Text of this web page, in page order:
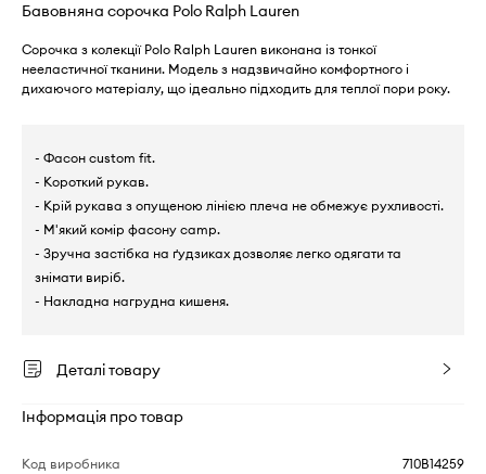
Бавовняна сорочка Polo Ralph Lauren
Сорочка з колекції Polo Ralph Lauren виконана із тонкої
нееластичної тканини. Модель з надзвичайно комфортного і
дихаючого матеріалу, що ідеально підходить для теплої пори року.
- Фасон custom fit.
- Короткий рукав.
- Крій рукава з опущеною лінією плеча не обмежує рухливості.
- М'який комір фасону camp.
- Зручна застібка на ґудзиках дозволяє легко одягати та
знімати виріб.
- Накладна нагрудна кишеня.
Деталі товару
Інформація про товар
Код виробника 710B14259